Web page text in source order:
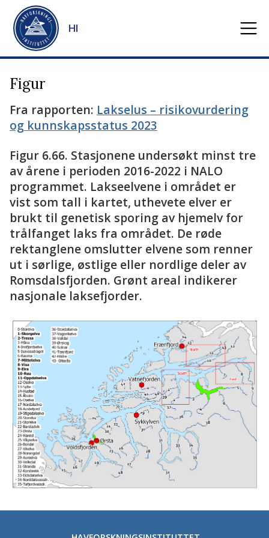
Gå til hovedinnhold
HI
Figur
Fra rapporten: Lakselus – risikovurdering
og kunnskapsstatus 2023
Figur 6.66. Stasjonene undersøkt minst tre
av årene i perioden 2016-2022 i NALO
programmet. Lakseelvene i området er
vist som tall i kartet, uthevete elver er
brukt til genetisk sporing av hjemelv for
trålfanget laks fra området. De røde
rektanglene omslutter elvene som renner
ut i sørlige, østlige eller nordlige deler av
Romsdalsfjorden. Grønt areal indikerer
nasjonale laksefjorder.